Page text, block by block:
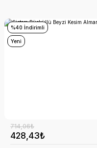
%40 İndirimli
Yeni
428,43₺
714,06₺